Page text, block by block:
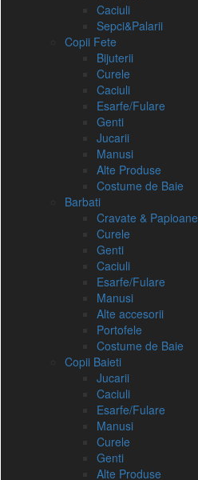
Caciuli
Sepci&Palarii
Copii Fete
Bijuterii
Curele
Caciuli
Esarfe/Fulare
Genti
Jucarii
Manusi
Alte Produse
Costume de Baie
Barbati
Cravate & Papioane
Curele
Genti
Caciuli
Esarfe/Fulare
Manusi
Alte accesorii
Portofele
Costume de Baie
Copii Baieti
Jucarii
Caciuli
Esarfe/Fulare
Manusi
Curele
Genti
Alte Produse